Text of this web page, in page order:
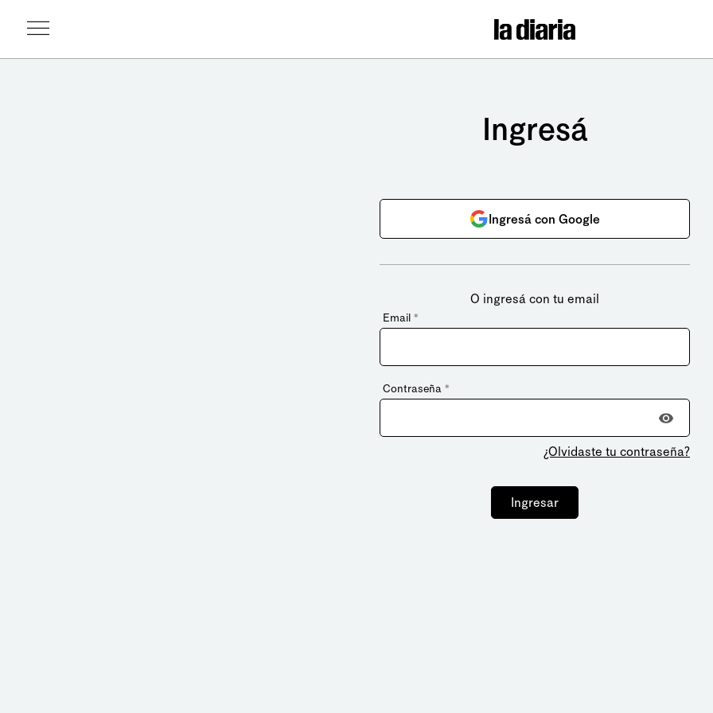
Ingresá
Ingresá con Google
O ingresá con tu email
Email *
Contraseña *
¿Olvidaste tu contraseña?
Ingresar